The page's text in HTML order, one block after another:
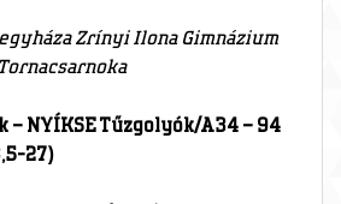
Zrínyi Ilona Gimnázium
– NYÍKSE Tűzgolyók/A 34 – 94
27)